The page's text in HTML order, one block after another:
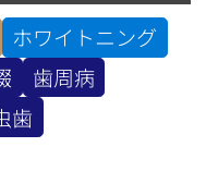
ホワイトニング
歯周病
歯